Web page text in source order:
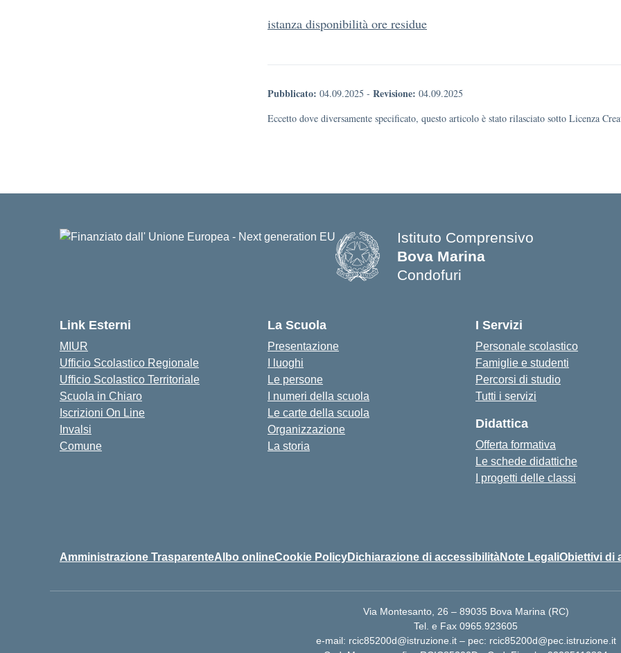
istanza disponibilità ore residue
Pubblicato: 04.09.2025 - Revisione: 04.09.2025
Eccetto dove diversamente specificato, questo articolo è stato rilasciato sotto Licenza
Istituto Comprensivo
Bova Marina
Condofuri
Link Esterni
MIUR
Ufficio Scolastico Regionale
Ufficio Scolastico Territoriale
Scuola in Chiaro
Iscrizioni On Line
Invalsi
Comune
La Scuola
Presentazione
I luoghi
Le persone
I numeri della scuola
Le carte della scuola
Organizzazione
La storia
I Servizi
Personale scolastico
Famiglie e studenti
Percorsi di studio
Tutti i servizi
Didattica
Offerta formativa
Le schede didattiche
I progetti delle classi
Amministrazione TrasparenteAlbo onlineCookie PolicyDichiarazione di accessibilitàNote LegaliObiettivi di
Via Montesanto, 26 – 89035 Bova Marina (RC)
Tel. e Fax 0965.923605
e-mail: rcic85200d@istruzione.it – pec: rcic85200d@pec.istruzione.it